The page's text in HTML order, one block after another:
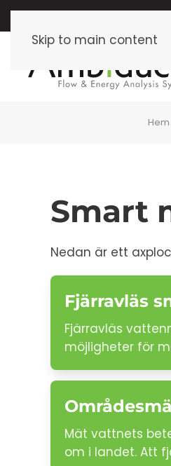
Skip to main content
Energimätare, vattenmätare,
Hem
Smart
Nedan är ett
Fjärravläs
Fjärravläs
möjligheter för
Mät vattnets
om i landet. Att